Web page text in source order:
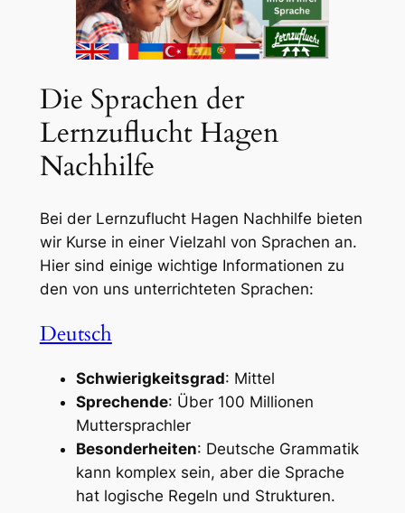
Die Sprachen der
Lernzuflucht Hagen
Nachhilfe
Bei der Lernzuflucht Hagen Nachhilfe bieten
wir Kurse in einer Vielzahl von Sprachen an.
Hier sind einige wichtige Informationen zu
den von uns unterrichteten Sprachen:
Deutsch
Schwierigkeitsgrad: Mittel
Sprechende: Über 100 Millionen
Muttersprachler
Besonderheiten: Deutsche Grammatik
kann komplex sein, aber die Sprache
hat logische Regeln und Strukturen.